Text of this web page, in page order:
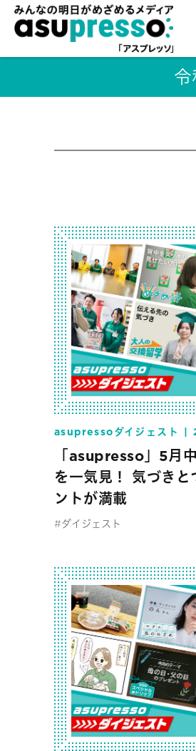
asupressoダイジェスト
「asupresso」5月
を一気見！ 気づきと
ントが満載
#ダイジェスト